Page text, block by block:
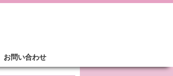
お問い合わせ